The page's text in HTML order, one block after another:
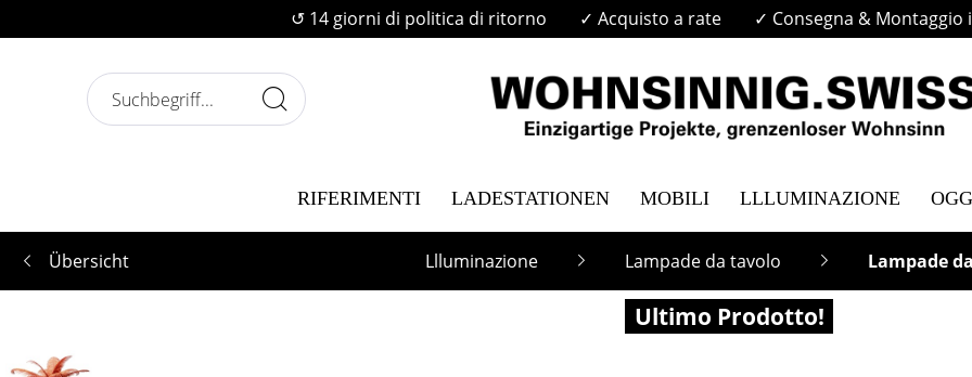
↺ 14 giorni di politica di ritorno ✓ Acquisto a rate ✓ Consegna & Montaggio
RIFERIMENTI LADESTATIONEN MOBILI LLLUMINAZIONE
Übersicht Llluminazione Lampade da tavolo Lampade
Ultimo Prodotto!